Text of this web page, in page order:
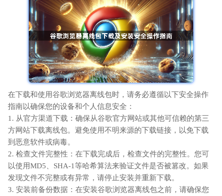
在下载和使用谷歌浏览器离线包时，请务必遵循以下安全操作
指南以确保您的设备和个人信息安全：
1. 从官方渠道下载：确保从谷歌官方网站或其他可信赖的第三
方网站下载离线包。避免使用不明来源的下载链接，以免下载
到恶意软件或病毒。
2. 检查文件完整性：在下载完成后，检查文件的完整性。您可
以使用MD5、SHA-1等哈希算法来验证文件是否被篡改。如果
发现文件不完整或有异常，请停止安装并重新下载。
3. 安装前备份数据：在安装谷歌浏览器离线包之前，请确保您